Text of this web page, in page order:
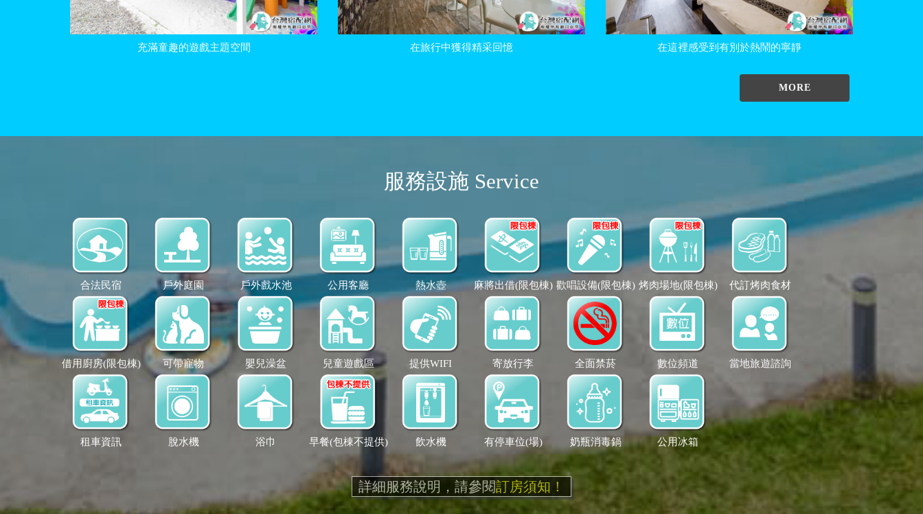
充滿童趣的遊戲主題空間 在旅行中獲得精采回憶 在這裡感受到有別於熱鬧的寧靜
MORE
服務設施 Service
合法民宿 戶外庭園 戶外戲水池 公用客廳 熱水壺 麻將出借(限包棟) 歡唱設備(限包棟) 烤肉場地(限包棟) 代訂烤肉食材
借用廚房(限包棟) 可帶寵物 嬰兒澡盆 兒童遊戲區 提供WIFI 寄放行李 全面禁菸 數位頻道 當地旅遊諮詢
租車資訊 脫水機 浴巾 早餐(包棟不提供) 飲水機 有停車位(場) 奶瓶消毒鍋 公用冰箱
詳細服務說明，請參閱訂房須知！